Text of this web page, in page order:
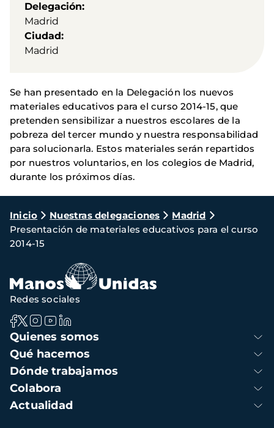
Delegación
Madrid
Ciudad
Madrid
Se han presentado en la Delegación los nuevos
materiales educativos para el curso 2014-15, que
pretenden sensibilizar a nuestros escolares de la
pobreza del tercer mundo y nuestra responsabilidad
para solucionarla. Estos materiales serán repartidos
por nuestros voluntarios, en los colegios de Madrid,
durante los próximos días.
Ruta
de
navegación
Inicio Nuestras delegaciones
Madrid
Presentación de materiales educativos para el curso
2014-15
Navegación
principal
Quienes somos
Qué hacemos
Dónde trabajamos
Colabora
Actualidad
Redes sociales